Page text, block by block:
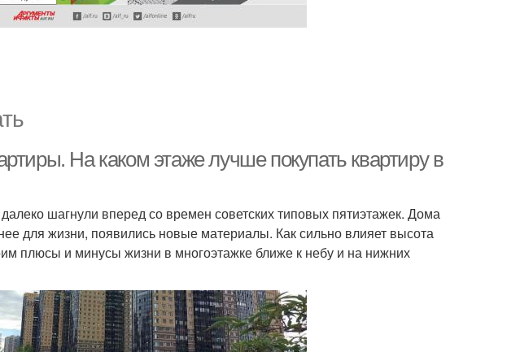
На каком этаже лучше покупать квартиру в
шагнули вперед со времен советских типовых пятиэтажек. Дома
для жизни, появились новые материалы. Как сильно влияет высота
плюсы и минусы жизни в многоэтажке ближе к небу и на нижних